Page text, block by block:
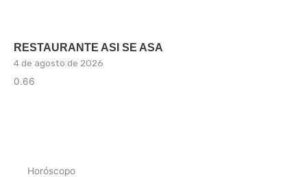
RESTAURANTE ASI SE ASA
4 de agosto de 2026
Horóscopo